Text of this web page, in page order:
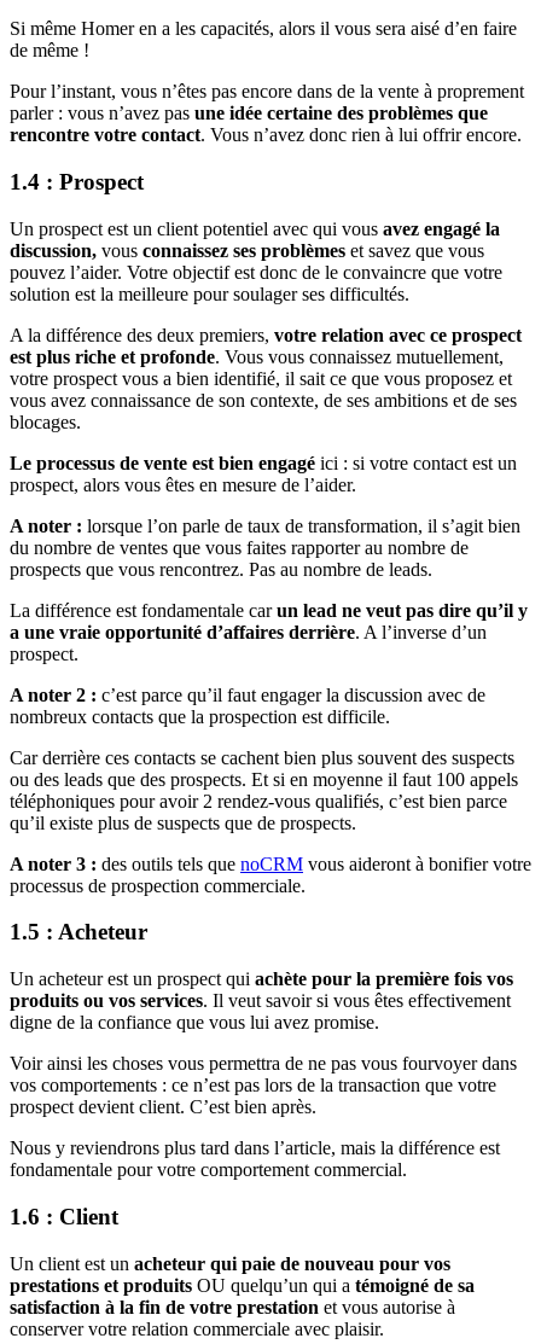
Si même Homer en a les capacités, alors il vous sera aisé d’en faire
de même !
Pour l’instant, vous n’êtes pas encore dans de la vente à proprement
parler : vous n’avez pas une idée certaine des problèmes que
rencontre votre contact. Vous n’avez donc rien à lui offrir encore.
1.4 : Prospect
Un prospect est un client potentiel avec qui vous avez engagé la
discussion, vous connaissez ses problèmes et savez que vous
pouvez l’aider. Votre objectif est donc de le convaincre que votre
solution est la meilleure pour soulager ses difficultés.
A la différence des deux premiers, votre relation avec ce prospect
est plus riche et profonde. Vous vous connaissez mutuellement,
votre prospect vous a bien identifié, il sait ce que vous proposez et
vous avez connaissance de son contexte, de ses ambitions et de ses
blocages.
Le processus de vente est bien engagé ici : si votre contact est un
prospect, alors vous êtes en mesure de l’aider.
A noter : lorsque l’on parle de taux de transformation, il s’agit bien
du nombre de ventes que vous faites rapporter au nombre de
prospects que vous rencontrez. Pas au nombre de leads.
La différence est fondamentale carun lead ne veut pas dire qu’il y
a une vraie opportunité d’affaires derrière. A l’inverse d’un
prospect.
A noter 2 : c’est parce qu’il faut engager la discussion avec de
nombreux contacts que la prospection est difficile.
Car derrière ces contacts se cachent bien plus souvent des suspects
ou des leads que des prospects. Et si en moyenne il faut 100 appels
téléphoniques pour avoir 2 rendez-vous qualifiés, c’est bien parce
qu’il existe plus de suspects que de prospects.
A noter 3 : des outils tels que noCRM vous aideront à bonifier votre
processus de prospection commerciale.
1.5 : Acheteur
Un acheteur est un prospect qui achète pour la première fois vos
produits ou vos services. Il veut savoir si vous êtes effectivement
digne de la confiance que vous lui avez promise.
Voir ainsi les choses vous permettra de ne pas vous fourvoyer dans
vos comportements : ce n’est pas lors de la transaction que votre
prospect devient client. C’est bien après.
Nous y reviendrons plus tard dans l’article, mais la différence est
fondamentale pour votre comportement commercial.
1.6 : Client
Un client est un acheteur qui paie de nouveau pour vos
prestations et produits OU quelqu’un qui a témoigné de sa
satisfaction à la fin de votre prestation et vous autorise à
conserver votre relation commerciale avec plaisir.